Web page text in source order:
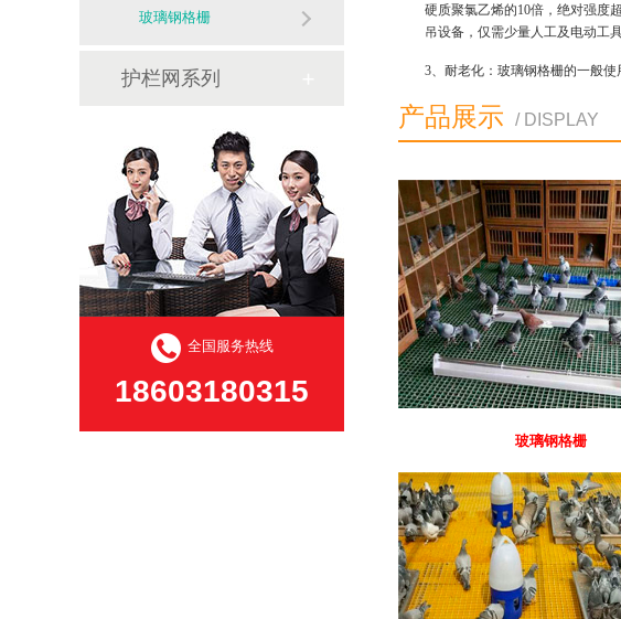
硬质聚氯乙烯的10倍，绝对强度
吊设备，仅需少量人工及电动工
3、耐老化：玻璃钢格栅的一般使
产品展示 / DISPLAY
玻璃钢格栅
玻璃钢格栅
护栏网系列
全国服务热线
18603180315